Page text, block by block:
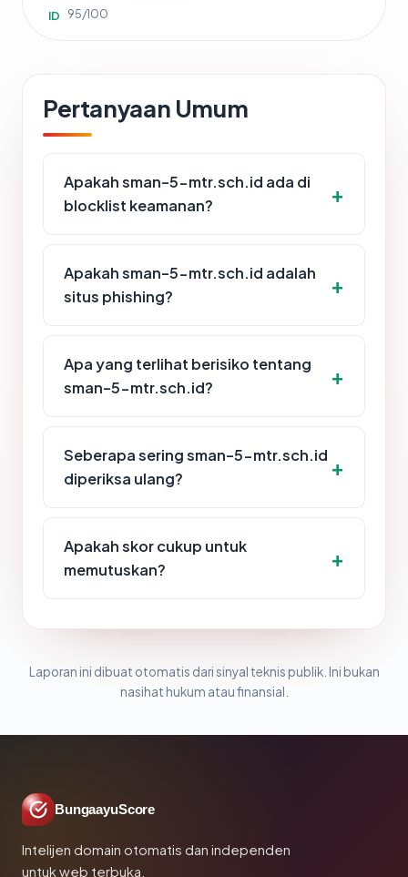
ID 95/100
Pertanyaan Umum
Apakah sman-5-mtr.sch.id ada di
blocklist keamanan?
Apakah sman-5-mtr.sch.id adalah
situs phishing?
Apa yang terlihat berisiko tentang
sman-5-mtr.sch.id?
Seberapa sering sman-5-mtr.sch.id
diperiksa ulang?
Apakah skor cukup untuk
memutuskan?
Laporan ini dibuat otomatis dari sinyal teknis publik. Ini bukan
nasihat hukum atau finansial.
BungaayuScore
Intelijen domain otomatis dan independen
untuk web terbuka.